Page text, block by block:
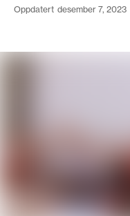
oppdatert desember 7, 2023